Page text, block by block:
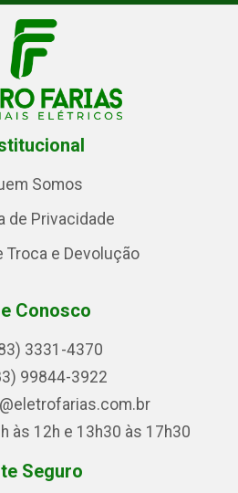
Somos
de Privacidade
Troca e Devolução
Conosco
3331-4370
99844-3922
às 12h e 13h30 às 17h30
Seguro